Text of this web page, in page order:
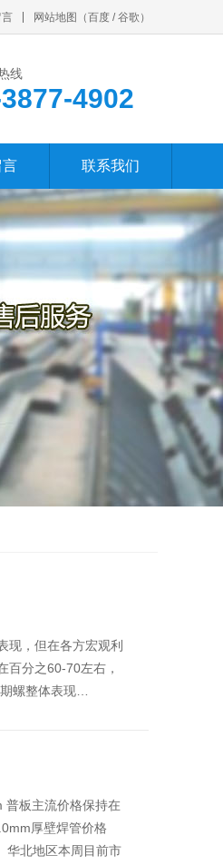
网站地图 （百度 /谷歌 ）
线
4902
言 联系我们
现，但在各方宏观利
百分之60-70左右，
螺整体表现…
普板主流价格保持在
厚壁焊管价格
华北地区本周目前市